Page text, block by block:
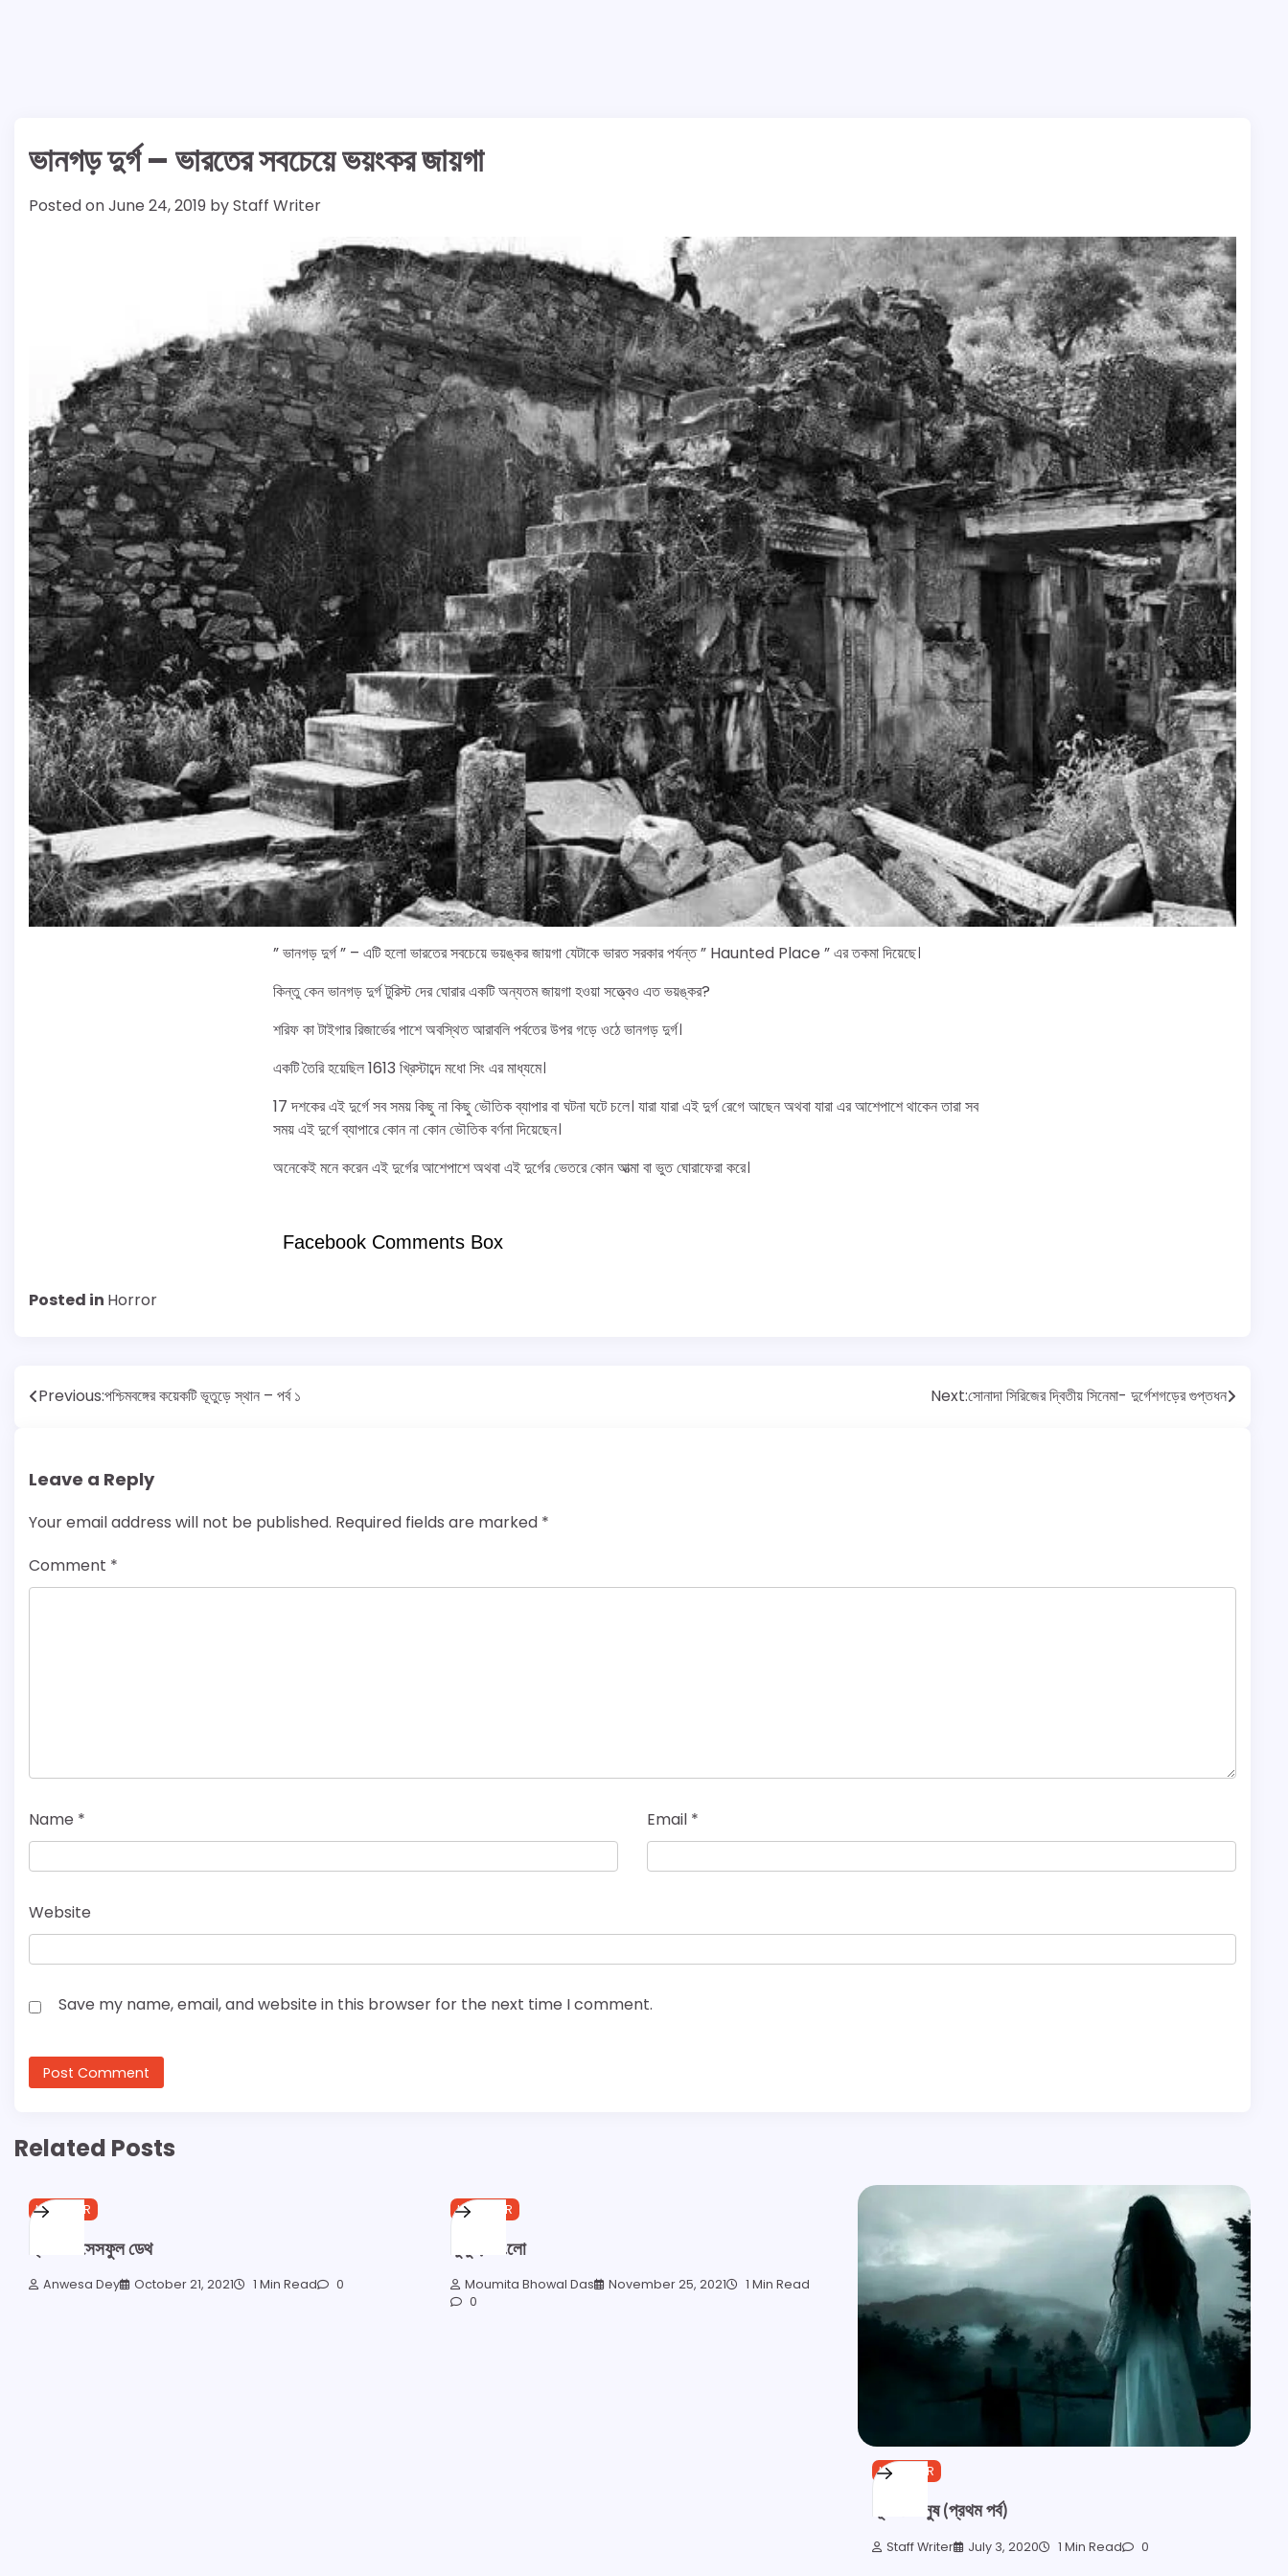
ভানগড় দুর্গ – ভারতের সবচেয়ে ভয়ংকর জায়গা
Posted onJune 24, 2019 byStaff Writer
” ভানগড় দুর্গ ” – এটি হলো ভারতের সবচেয়ে ভয়ঙ্কর জায়গা যেটাকে ভারত সরকার পর্যন্ত ” Haunted Place ” এর তকমা দিয়েছে।
কিন্তু কেন ভানগড় দুর্গ টুরিস্ট দের ঘোরার একটি অন্যতম জায়গা হওয়া সত্ত্বেও এত ভয়ঙ্কর?
শরিফ কা টাইগার রিজার্ভের পাশে অবস্থিত আরাবলি পর্বতের উপর গড়ে ওঠে ভানগড় দুর্গ।
একটি তৈরি হয়েছিল 1613 খ্রিস্টাব্দে মধো সিং এর মাধ্যমে।
17 দশকের এই দুর্গে সব সময় কিছু না কিছু ভৌতিক ব্যাপার বা ঘটনা ঘটে চলে। যারা যারা এই দুর্গ রেগে আছেন অথবা যারা এর আশেপাশে থাকেন তারা সব
সময় এই দুর্গে ব্যাপারে কোন না কোন ভৌতিক বর্ণনা দিয়েছেন।
অনেকেই মনে করেন এই দুর্গের আশেপাশে অথবা এই দুর্গের ভেতরে কোন আত্মা বা ভুত ঘোরাফেরা করে।
Facebook Comments Box
Posted in Horror
Post
Previous:পশ্চিমবঙ্গের কয়েকটি ভূতুড়ে স্থান – পর্ব ১ Next:সোনাদা সিরিজের দ্বিতীয় সিনেমা- দুর্গেশগড়ের গুপ্তধন
Leave a Reply
Your email address will not be published. Required fields are marked *
Comment *
Name * Email *
Website
Save my name, email, and website in this browser for the next time I comment.
Related Posts
HORROR
অ্যা সাকসেসফুল ডেথ
Anwesa Dey October 21, 2021 1 Min Read 0
HORROR
ভুতুড়ে বাংলো
Moumita Bhowal Das November 25, 2021
1 Min Read
0
HORROR
ভূত না মানুষ (প্রথম পর্ব)
Staff Writer July 3, 2020 1 Min Read 0